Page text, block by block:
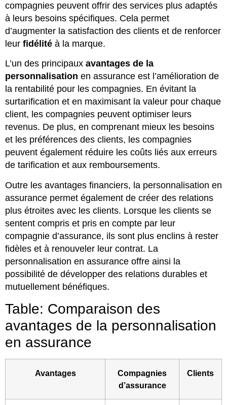
compagnies peuvent offrir des services plus adaptés
à leurs besoins spécifiques. Cela permet
d’augmenter la satisfaction des clients et de renforcer
leur fidélité à la marque.
L’un des principaux avantages de la
personnalisation en assurance est l’amélioration de
la rentabilité pour les compagnies. En évitant la
surtarification et en maximisant la valeur pour chaque
client, les compagnies peuvent optimiser leurs
revenus. De plus, en comprenant mieux les besoins
et les préférences des clients, les compagnies
peuvent également réduire les coûts liés aux erreurs
de tarification et aux remboursements.
Outre les avantages financiers, la personnalisation en
assurance permet également de créer des relations
plus étroites avec les clients. Lorsque les clients se
sentent compris et pris en compte par leur
compagnie d’assurance, ils sont plus enclins à rester
fidèles et à renouveler leur contrat. La
personnalisation en assurance offre ainsi la
possibilité de développer des relations durables et
mutuellement bénéfiques.
Table: Comparaison des
avantages de la personnalisation
en assurance
Avantages
Compagnies
d’assurance
Clients